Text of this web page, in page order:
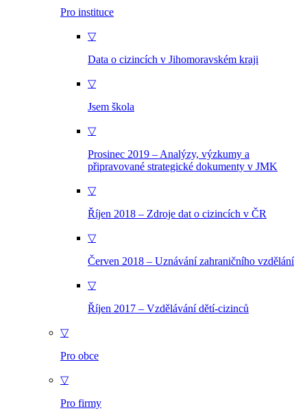
Pro instituce
▽
Data o cizincích v Jihomoravském kraji
▽
Jsem škola
▽
Prosinec 2019 – Analýzy, výzkumy a
připravované strategické dokumenty v JMK
▽
Říjen 2018 – Zdroje dat o cizincích v ČR
▽
Červen 2018 – Uznávání zahraničního vzdělání
▽
Říjen 2017 – Vzdělávání dětí-cizinců
▽
Pro obce
▽
Pro firmy